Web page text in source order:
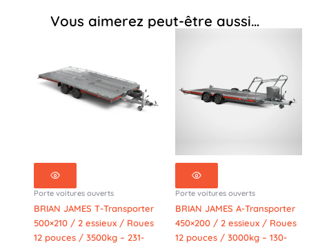
Vous aimerez peut-être aussi…
Porte voitures ouverts
BRIAN JAMES T-Transporter
500×210 / 2 essieux / Roues
12 pouces / 3500kg – 231-
Porte voitures ouverts
BRIAN JAMES A-Transporter
450×200 / 2 essieux / Roues
12 pouces / 3000kg – 130-